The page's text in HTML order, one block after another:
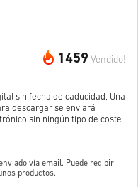
1459 Vendido!
sin fecha de caducidad. Una
descargar se enviará
sin ningún tipo de coste
vía email. Puede recibir
productos.